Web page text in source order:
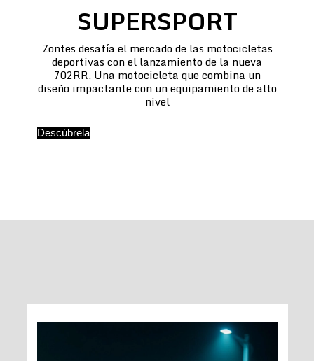
SUPERSPORT
Zontes desafía el mercado de las motocicletas
deportivas con el lanzamiento de la nueva
702RR. Una motocicleta que combina un
diseño impactante con un equipamiento de alto
nivel
Descúbrela